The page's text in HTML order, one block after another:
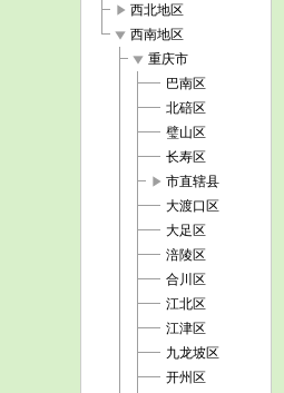
play_arrow 西北地区
play_arrow 西南地区
play_arrow 重庆市
巴南区
北碚区
璧山区
长寿区
play_arrow 市直辖县
大渡口区
大足区
涪陵区
合川区
江北区
江津区
九龙坡区
开州区